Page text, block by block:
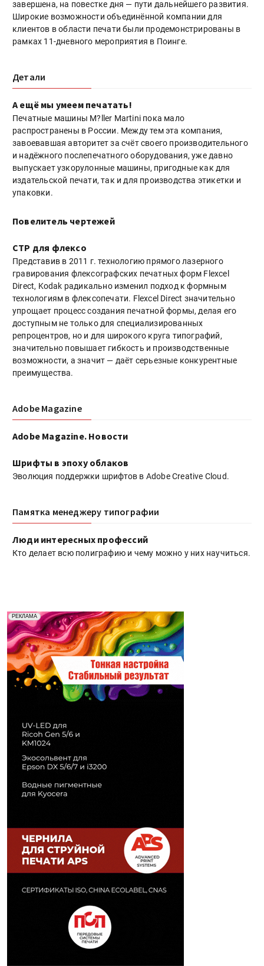
завершена, на повестке дня — пути дальнейшего развития.
Широкие возможности объединённой компании для
клиентов в области печати были продемонстрированы в
рамках 11-дневного мероприятия в Поинге.
Детали
А ещё мы умеем печатать!
Печатные машины M?ller Martini пока мало
распространены в России. Между тем эта компания,
завоевавшая авторитет за счёт своего производительного
и надёжного послепечатного оборудования, уже давно
выпускает узкорулонные машины, пригодные как для
издательской печати, так и для производства этикетки и
упаковки.
Повелитель чертежей
CTP для флексо
Представив в 2011 г. технологию прямого лазерного
гравирования флексографских печатных форм Flexcel
Direct, Kodak радикально изменил подход к формным
технологиям в флексопечати. Flexcel Direct значительно
упрощает процесс создания печатной формы, делая его
доступным не только для специализированных
репроцентров, но и для широкого круга типографий,
значительно повышает гибкость и производственные
возможности, а значит — даёт серьезные конкурентные
преимущества.
Adobe Magazine
Adobe Magazine. Новости
Шрифты в эпоху облаков
Эволюция поддержки шрифтов в Adobe Creative Cloud.
Памятка менеджеру типографии
Люди интересных профессий
Кто делает всю полиграфию и чему можно у них научиться.
РЕКЛАМА
Реклама. Рекламодатель ООО "Передовые Системы
Печати" erid: 2SDnjd2d4Qz